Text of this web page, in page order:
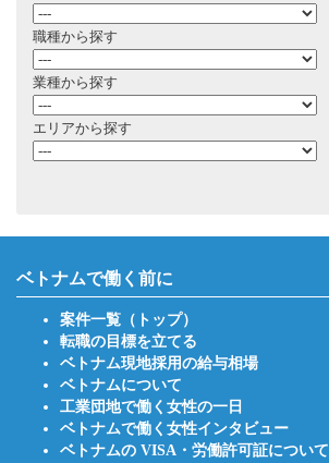
職種から探す
業種から探す
エリアから探す
ベトナムで働く前に
案件一覧（トップ）
転職の目標を立てる
ベトナム現地採用の給与相場
ベトナムについて
工業団地で働く女性の一日
ベトナムで働く女性インタビュー
ベトナムの VISA・労働許可証について